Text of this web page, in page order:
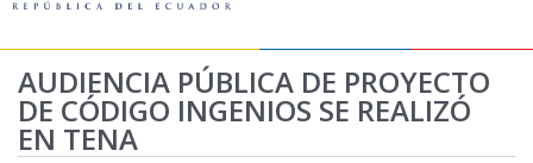
LA ASAMBLEA
LEGISLAMOS
AUDIENCIA PÚBLICA DE PROYECTO
DE CÓDIGO INGENIOS SE REALIZÓ
EN TENA